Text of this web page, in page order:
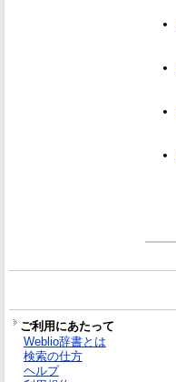
ご利用にあたって
Weblio辞書とは
検索の仕方
ヘルプ